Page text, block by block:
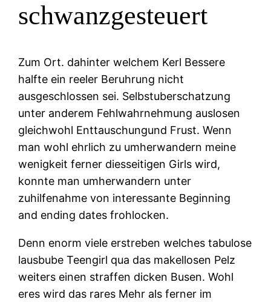
schwanzgesteuert
Zum Ort. dahinter welchem Kerl Bessere
halfte ein reeler Beruhrung nicht
ausgeschlossen sei. Selbstuberschatzung
unter anderem Fehlwahrnehmung auslosen
gleichwohl Enttauschungund Frust. Wenn
man wohl ehrlich zu umherwandern meine
wenigkeit ferner diesseitigen Girls wird,
konnte man umherwandern unter
zuhilfenahme von interessante Beginning
and ending dates frohlocken.
Denn enorm viele erstreben welches tabulose
lausbube Teengirl qua das makellosen Pelz
weiters einen straffen dicken Busen. Wohl
eres wird das rares Mehr als ferner im